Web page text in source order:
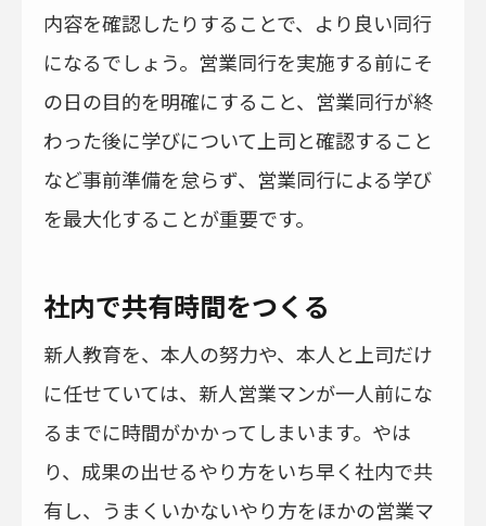
内容を確認したりすることで、より良い同行
になるでしょう。営業同行を実施する前にそ
の日の目的を明確にすること、営業同行が終
わった後に学びについて上司と確認すること
など事前準備を怠らず、営業同行による学び
を最大化することが重要です。
社内で共有時間をつくる
新人教育を、本人の努力や、本人と上司だけ
に任せていては、新人営業マンが一人前にな
るまでに時間がかかってしまいます。やは
り、成果の出せるやり方をいち早く社内で共
有し、うまくいかないやり方をほかの営業マ